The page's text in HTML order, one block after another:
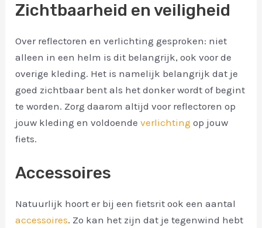
Zichtbaarheid en veiligheid
Over reflectoren en verlichting gesproken: niet
alleen in een helm is dit belangrijk, ook voor de
overige kleding. Het is namelijk belangrijk dat je
goed zichtbaar bent als het donker wordt of begint
te worden. Zorg daarom altijd voor reflectoren op
jouw kleding en voldoendeverlichting op jouw
fiets.
Accessoires
Natuurlijk hoort er bij een fietsrit ook een aantal
accessoires. Zo kan het zijn dat je tegenwind hebt